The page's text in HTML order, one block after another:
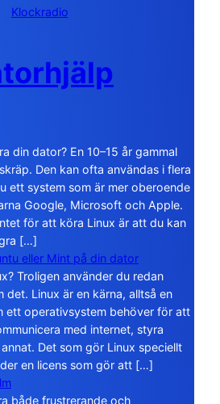
Klockradio
din dator? En 10–15 år gammal
Den kan ofta användas i flera
ett system som är mer oberoende
Google, Microsoft och Apple.
för att köra Linux är att du kan
[…]
eller Mint på din dator
Troligen använder du redan
det. Linux är en kärna, alltså en
ett operativsystem behöver för att
med internet, styra
Det som gör Linux speciellt
en licens som gör att […]
både frustrerande och